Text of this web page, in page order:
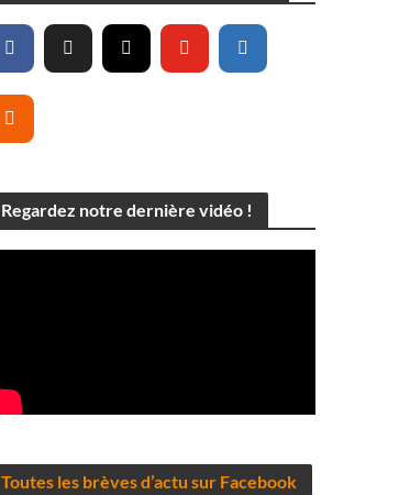
Regardez notre dernière vidéo !
Toutes les brèves d’actu sur Facebook